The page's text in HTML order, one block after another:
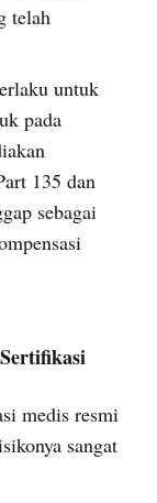
telah
untuk
pada
135 dan
sebagai
medis resmi
sangat